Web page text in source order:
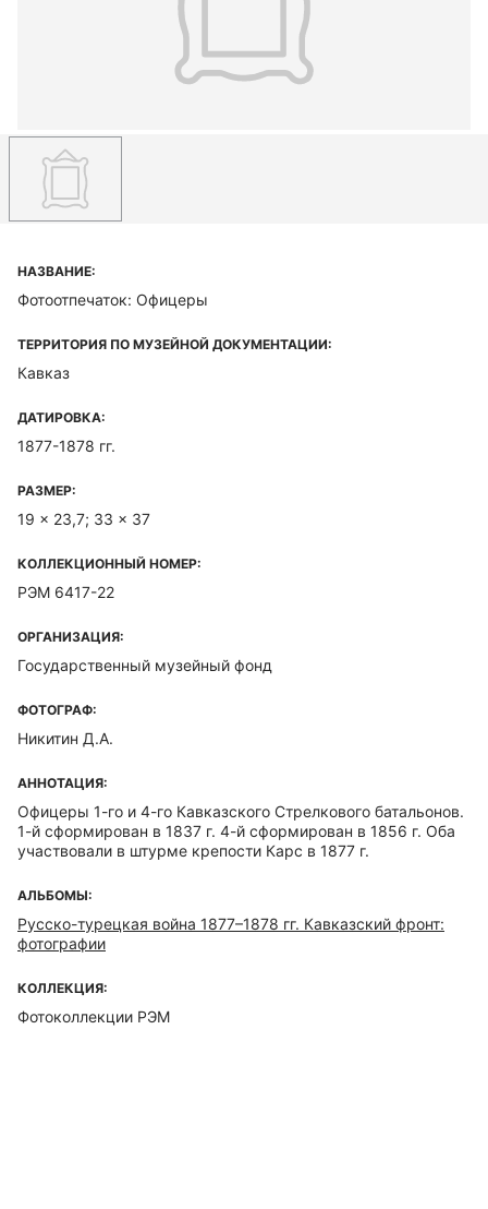
НАЗВАНИЕ:
Фотоотпечаток: Офицеры
ТЕРРИТОРИЯ ПО МУЗЕЙНОЙ ДОКУМЕНТАЦИИ:
Кавказ
ДАТИРОВКА:
1877-1878 гг.
РАЗМЕР:
19 x 23,7; 33 x 37
КОЛЛЕКЦИОННЫЙ НОМЕР:
РЭМ 6417-22
ОРГАНИЗАЦИЯ:
Государственный музейный фонд
ФОТОГРАФ:
Никитин Д.А.
АННОТАЦИЯ:
Офицеры 1-го и 4-го Кавказского Стрелкового батальонов.
1-й сформирован в 1837 г. 4-й сформирован в 1856 г. Оба
участвовали в штурме крепости Карс в 1877 г.
АЛЬБОМЫ:
Русско-турецкая война 1877–1878 гг. Кавказский фронт:
фотографии
КОЛЛЕКЦИЯ:
Фотоколлекции РЭМ